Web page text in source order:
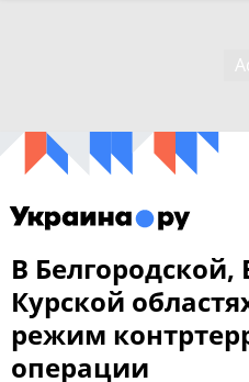
В Белгородской,
Курской
режим
операции